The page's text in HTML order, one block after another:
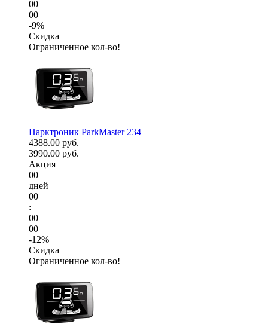
00
00
-9%
Скидка
Ограниченное кол-во!
Парктроник ParkMaster 234
4388.00 руб.
3990.00 руб.
Акция
00
дней
00
:
00
00
-12%
Скидка
Ограниченное кол-во!